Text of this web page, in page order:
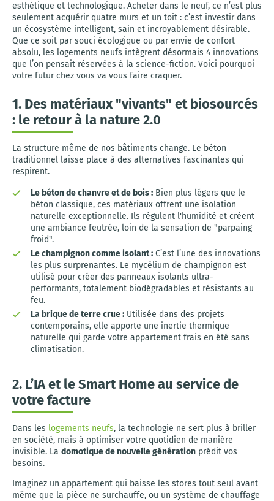
esthétique et technologique. Acheter dans le neuf, ce n’est plus
seulement acquérir quatre murs et un toit : c’est investir dans
un écosystème intelligent, sain et incroyablement désirable.
Que ce soit par souci écologique ou par envie de confort
absolu, les logements neufs intègrent désormais 4 innovations
que l’on pensait réservées à la science-fiction. Voici pourquoi
votre futur chez vous va vous faire craquer.
1. Des matériaux "vivants" et biosourcés
: le retour à la nature 2.0
La structure même de nos bâtiments change. Le béton
traditionnel laisse place à des alternatives fascinantes qui
respirent.
Le béton de chanvre et de bois : Bien plus légers que le
béton classique, ces matériaux offrent une isolation
naturelle exceptionnelle. Ils régulent l'humidité et créent
une ambiance feutrée, loin de la sensation de "parpaing
froid".
Le champignon comme isolant : C’est l’une des innovations
les plus surprenantes. Le mycélium de champignon est
utilisé pour créer des panneaux isolants ultra-
performants, totalement biodégradables et résistants au
feu.
La brique de terre crue : Utilisée dans des projets
contemporains, elle apporte une inertie thermique
naturelle qui garde votre appartement frais en été sans
climatisation.
2. L’IA et le Smart Home au service de
votre facture
Dans les logements neufs, la technologie ne sert plus à briller
en société, mais à optimiser votre quotidien de manière
invisible. La domotique de nouvelle génération prédit vos
besoins.
Imaginez un appartement qui baisse les stores tout seul avant
même que la pièce ne surchauffe, ou un système de chauffage